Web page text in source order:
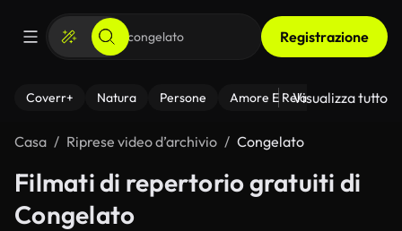
Registrazione
Coverr+ Natura Persone Amore E Relazioni Il
Visualizza tutto
Casa Riprese video d’archivio Congelato
Filmati di repertorio gratuiti di
Congelato